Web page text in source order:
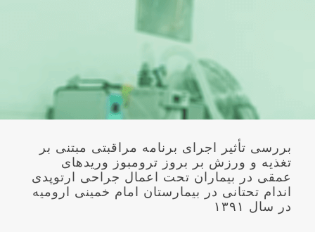
بررسی تأثير اجرای برنامه مراقبتی مبتنی بر
تغذيه و ورزش بر بروز ترومبوز وريدهای
عمقی در بيماران تحت اعمال جراحی ارتوپدی
اندام تحتانی در بيمارستان امام خمينی اروميه
در سال ۱۳۹۱